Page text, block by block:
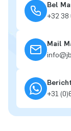
Bel
+32 38
Mail
+31